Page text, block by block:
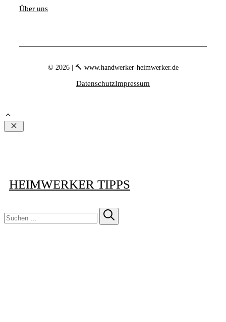
Über uns
© 2026 | 🔨 www.handwerker-heimwerker.de
DatenschutzImpressum
Schließen
HEIMWERKER TIPPS
Suchen
nach: